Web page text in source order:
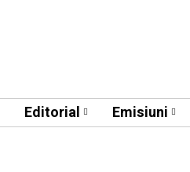
Editorial Emisiuni